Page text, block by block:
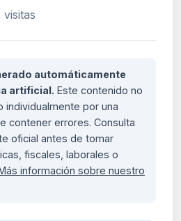
visitas
automáticamente
artificial. Este contenido no
individualmente por una
contener errores. Consulta
oficial antes de tomar
fiscales, laborales o
información sobre nuestro